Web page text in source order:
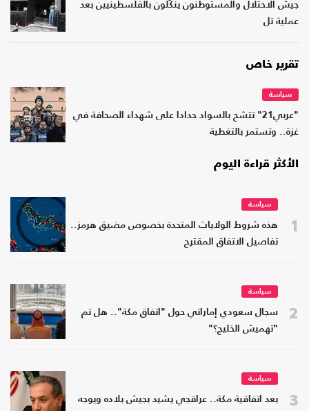
جيش الاحتلال والمستوطنون ينكّلون بالفلسطينيين بعد
عملية تل
تقرير خاص
سياسة
"عربي21" تتشح بالسواد حدادا على شهداء الصحافة في
غزة.. وتستمر بالتغطية
الأكثر قراءة اليوم
1
سياسة
هذه شروط الولايات المتحدة بخصوص مضيق هرمز..
تفاصيل الاتفاق المقترح
2
سياسة
سجال سعودي إماراتي حول "اتفاق مكة".. هل تم
"تهميش الخليج؟"
3
سياسة
بعد اتفاقية مكة.. عراقجي يشيد بجيش بلاده ويوجه